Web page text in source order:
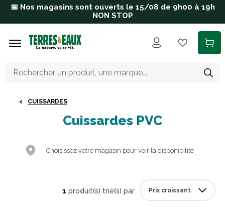
Aller au contenu principal
📅 Nos magasins sont ouverts le 15/08 de 9h00 à 19h
NON STOP
CUISSARDES
Cuissardes PVC
Choisissez votre magasin pour voir la disponibilité
1 produit(s) trié(s) par